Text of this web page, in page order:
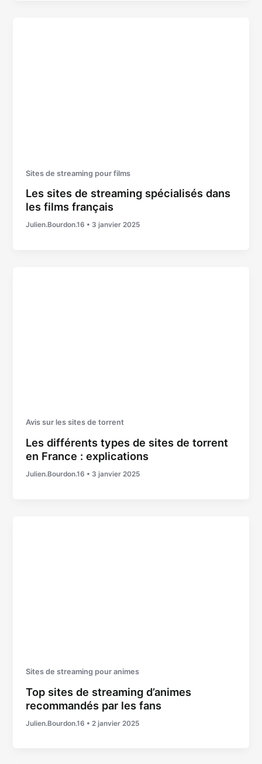
Sites de streaming pour films
Les sites de streaming spécialisés dans
les films français
Julien.Bourdon.16 • 3 janvier 2025
Avis sur les sites de torrent
Les différents types de sites de torrent
en France : explications
Julien.Bourdon.16 • 3 janvier 2025
Sites de streaming pour animes
Top sites de streaming d’animes
recommandés par les fans
Julien.Bourdon.16 •2 janvier 2025